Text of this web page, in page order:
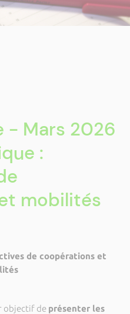
- Mars 2026
:
mobilités
de coopérations et
objectif de présenter les